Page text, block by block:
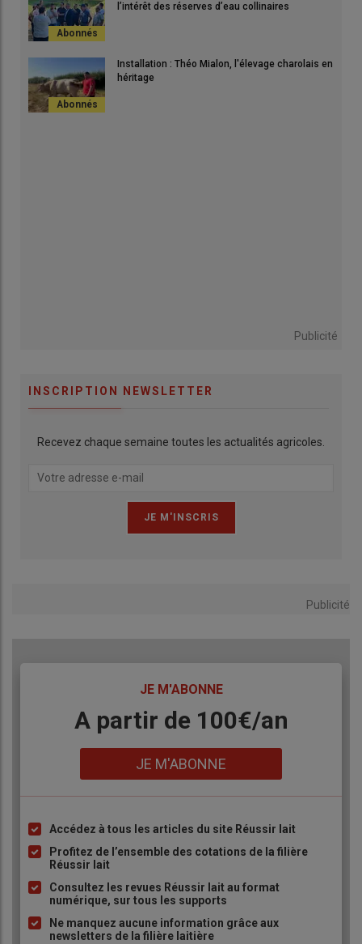
l’intérêt des réserves d’eau collinaires
Installation : Théo Mialon, l'élevage charolais en
héritage
Publicité
INSCRIPTION NEWSLETTER
Recevez chaque semaine toutes les actualités agricoles.
Publicité
JE M'ABONNE
BodyA partir de 100€/an
JE M'ABONNE
Liste
à
puce
Accédez à tous les articles du site Réussir lait
Profitez de l’ensemble des cotations de la filière
Réussir lait
Consultez les revues Réussir lait au format
numérique, sur tous les supports
Ne manquez aucune information grâce aux
newsletters de la filière laitière